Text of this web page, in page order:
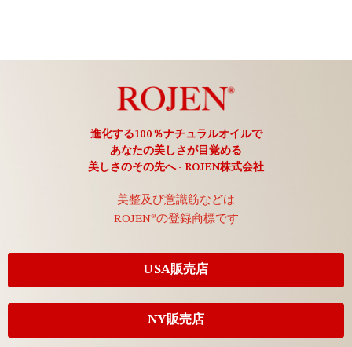
進化する100％ナチュラルオイルで
あなたの美しさが目覚める
美しさのその先へ - ROJEN株式会社
美整及び意識筋などは
ROJEN®の登録商標です
USA販売店
NY販売店